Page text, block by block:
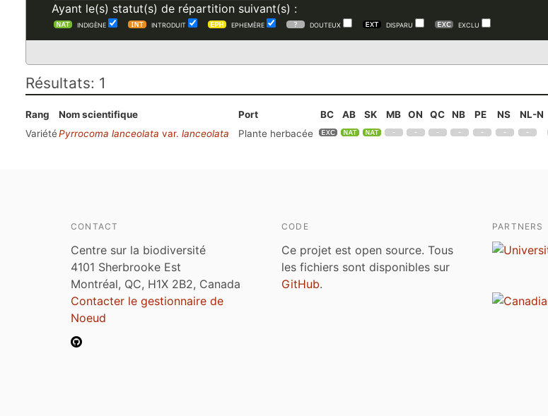
Ayant le(s) statut(s) de répartition suivant(s) :
INDIGÈNE INTRODUIT EPHEMÈRE DOUTEUX DISPARU EXCLU
Résultats: 1
Rang Nom scientifique Port BC AB SK MB ON QC NB PE NS NL-N
VariétéPyrrocoma lanceolata var. lanceolata Plante herbacée
CONTACT
Centre sur la biodiversité
4101 Sherbrooke Est
Montréal, QC, H1X 2B2, Canada
Contacter le gestionnaire de
Noeud
CODE
Ce projet est open source. Tous
les fichiers sont disponibles sur
GitHub.
PARTNERS